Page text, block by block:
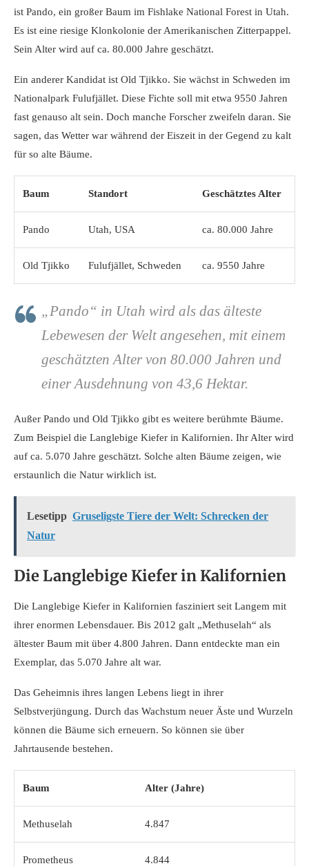
ist Pando, ein großer Baum im Fishlake National Forest in Utah.
Es ist eine riesige Klonkolonie der Amerikanischen Zitterpappel.
Sein Alter wird auf ca. 80.000 Jahre geschätzt.
Ein anderer Kandidat ist Old Tjikko. Sie wächst in Schweden im
Nationalpark Fulufjället. Diese Fichte soll mit etwa 9550 Jahren
fast genauso alt sein. Doch manche Forscher zweifeln daran. Sie
sagen, das Wetter war während der Eiszeit in der Gegend zu kalt
für so alte Bäume.
Baum Standort Geschätztes Alter
Pando Utah, USA ca. 80.000 Jahre
Old Tjikko Fulufjället, Schweden ca. 9550 Jahre
„Pando“ in Utah wird als das älteste
Lebewesen der Welt angesehen, mit einem
geschätzten Alter von 80.000 Jahren und
einer Ausdehnung von 43,6 Hektar.
Außer Pando und Old Tjikko gibt es weitere berühmte Bäume.
Zum Beispiel die Langlebige Kiefer in Kalifornien. Ihr Alter wird
auf ca. 5.070 Jahre geschätzt. Solche alten Bäume zeigen, wie
erstaunlich die Natur wirklich ist.
Lesetipp Gruseligste Tiere der Welt: Schrecken der
Natur
Die Langlebige Kiefer in Kalifornien
Die Langlebige Kiefer in Kalifornien fasziniert seit Langem mit
ihrer enormen Lebensdauer. Bis 2012 galt „Methuselah“ als
ältester Baum mit über 4.800 Jahren. Dann entdeckte man ein
Exemplar, das 5.070 Jahre alt war.
Das Geheimnis ihres langen Lebens liegt in ihrer
Selbstverjüngung. Durch das Wachstum neuer Äste und Wurzeln
können die Bäume sich erneuern. So können sie über
Jahrtausende bestehen.
Baum Alter (Jahre)
Methuselah 4.847
Prometheus 4.844